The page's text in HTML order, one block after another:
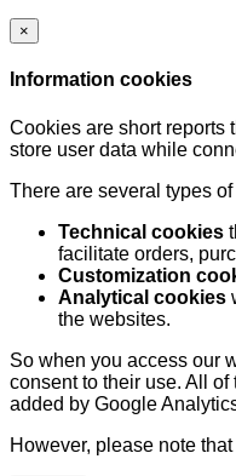
×
Information cookies
Cookies are short reports
store user data while
There are several types
Technical cookies
facilitate orders,
Customization
Analytical cookies
the websites.
So when you access our
consent to their use. All
added by Google
However, please note